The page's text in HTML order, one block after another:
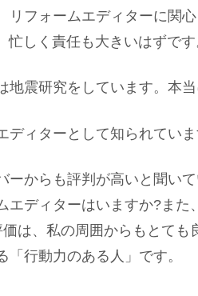
リフォームエディターに関
しく責任も大きいはずです
震研究をしています。本当
ィターとして知られていま
ーからも評判が高いと聞い
エディターはいますか?また
は、私の周囲からもとても
行動力のある人」です。